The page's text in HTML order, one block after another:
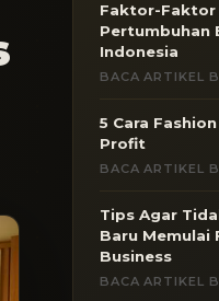
Faktor-Faktor
Pertumbuhan
Indonesia
BACA ARTIKEL
5 Cara
Profit
BACA ARTIKEL
Tips Agar
Baru Memulai
Business
BACA ARTIKEL